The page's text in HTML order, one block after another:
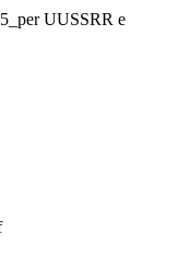
UUSSRR e